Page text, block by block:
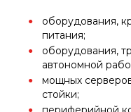
оборудования,
питания;
оборудования,
автономной
мощных
стойки;